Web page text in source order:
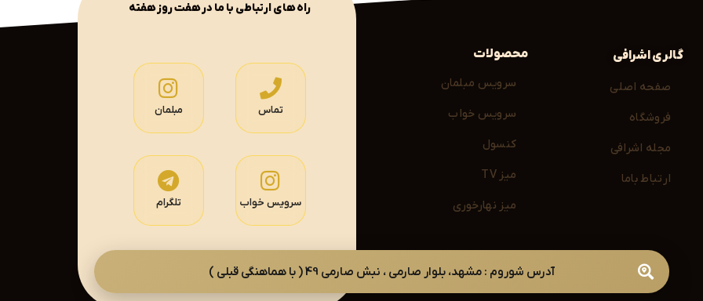
را مشاهده کنید:
گالری اشرافی محصولات
صفحه اصلی
فروشگاه
مجله اشرافی
ارتباط باما
سرویس مبلمان
سرویس خواب
کنسول
میز TV
میز نهارخوری
راه های ارتباطی با ما در هفت روز هفته
تماس مبلمان
سرویس خواب تلگرام
آدرس شوروم : مشهد، بلوار صارمی ، نبش صارمی 49 ( با هماهنگی قبلی )